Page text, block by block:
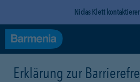
Niclas Klett
Erklärung zur